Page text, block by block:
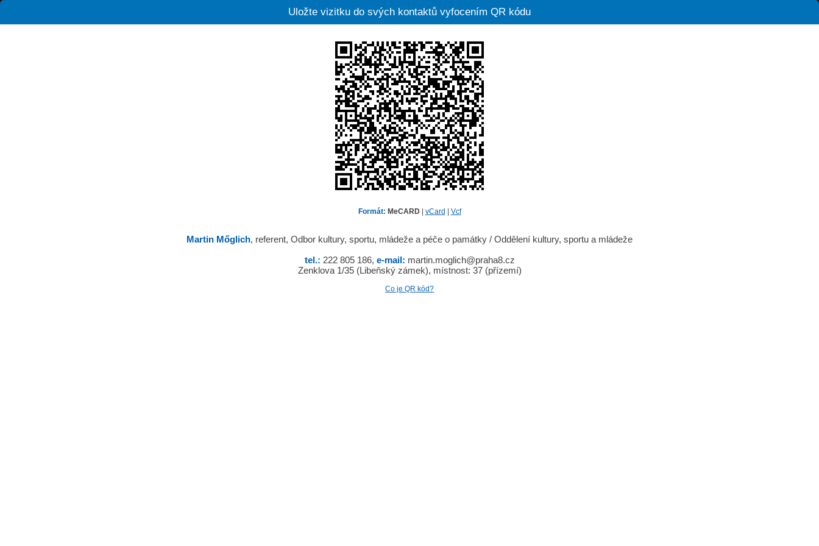
Uložte vizitku do svých kontaktů vyfocením QR kódu
Formát: MeCARD| vCard Vcf
Martin Mőglich, referent, Odbor kultury, sportu, mládeže a péče o památky / Oddělení kultury, sportu a mládeže
tel.: 222 805 186, e-mail: martin.moglich@praha8.cz
Zenklova 1/35 (Libeňský zámek), místnost: 37 (přízemí)
Co je QR kód?